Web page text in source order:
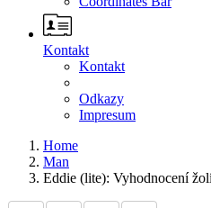
Kontakt
Kontakt
Odkazy
Impresum
Home
Man
Eddie (lite): Vyhodnocení